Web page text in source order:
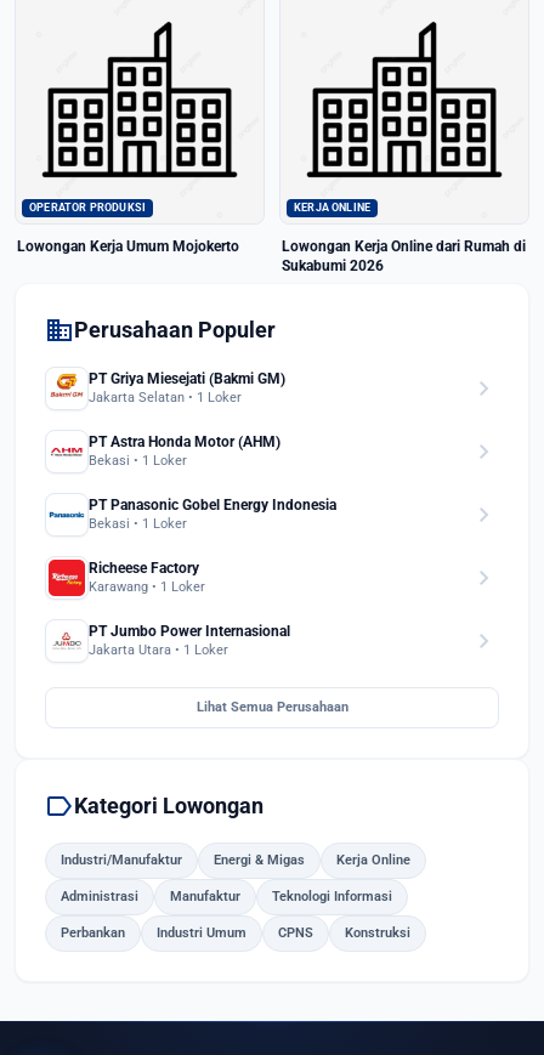
OPERATOR PRODUKSI
Lowongan Kerja Umum Mojokerto
KERJA ONLINE
Lowongan Kerja Online dari Rumah di
Sukabumi 2026
domainPerusahaan Populer
PT Griya Miesejati (Bakmi GM)
Jakarta Selatan • 1 Loker chevron_right
PT Astra Honda Motor (AHM)
Bekasi • 1 Loker chevron_right
PT Panasonic Gobel Energy Indonesia
Bekasi • 1 Loker chevron_right
Richeese Factory
Karawang • 1 Loker chevron_right
PT Jumbo Power Internasional
Jakarta Utara • 1 Loker chevron_right
Lihat Semua Perusahaan
labelKategori Lowongan
Industri/Manufaktur Energi & Migas Kerja Online
Administrasi Manufaktur Teknologi Informasi
Perbankan Industri Umum CPNS Konstruksi